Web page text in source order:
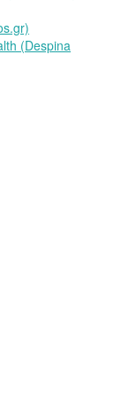
(Despina